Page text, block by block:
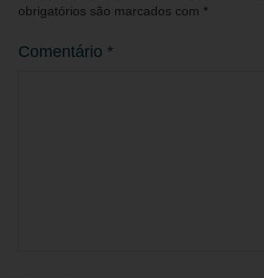
obrigatórios são marcados com *
Comentário *